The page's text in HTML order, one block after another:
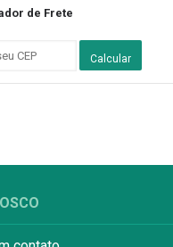
de Frete
Calcular